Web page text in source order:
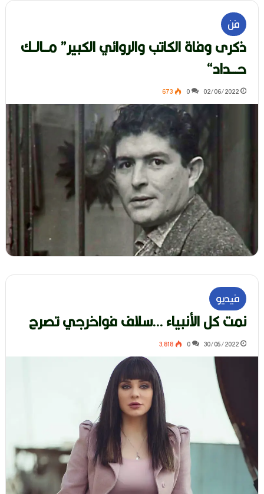
فن
ذكرى وفاة الكاتب والروائي الكبير” مــالــك
حـــداد“
02/06/2022
0
673
فيديو
نمت كل الأنبياء …سلاف فواخرجي تصرح
30/05/2022
0 3٬818